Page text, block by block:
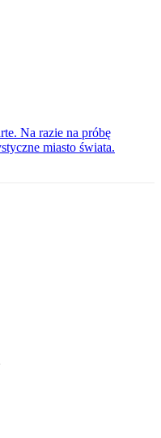
Na razie na próbę
miasto świata.